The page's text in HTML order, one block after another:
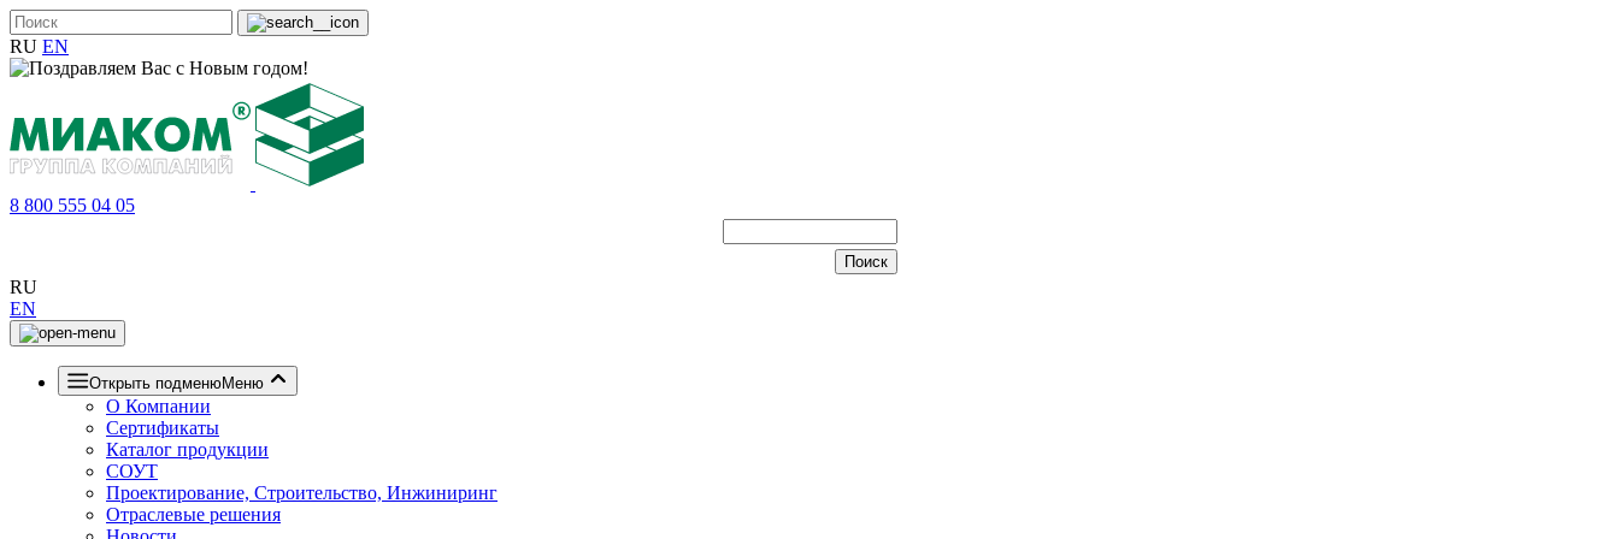
RU EN
8 800 555 04 05
RU
EN
Открыть подменюМеню
О Компании
Сертификаты
Каталог продукции
СОУТ
Проектирование, Строительство, Инжиниринг
Отраслевые решения